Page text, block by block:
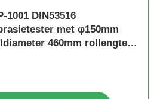
1001 DIN53516
met φ150mm
460mm rollengte